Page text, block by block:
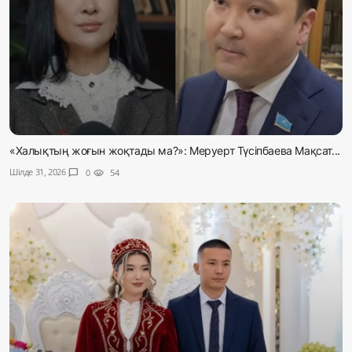
«Халықтың жоғын жоқтады ма?»: Меруерт Түсіпбаева Мақсат...
Шілде 31, 2026 chat_bubble 0 visibility 54